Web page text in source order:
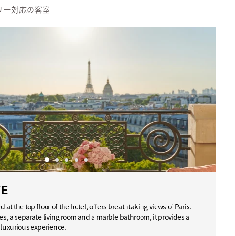
ー対応の客室
at the top floor of the hotel, offers breathtaking views of Paris.
a separate living room and a marble bathroom, it provides a
experience.